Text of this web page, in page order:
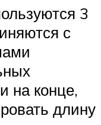
3
с
на конце,
длину